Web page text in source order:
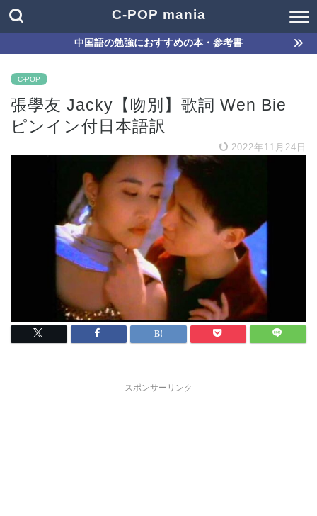
C-POP mania
中国語の勉強におすすめの本・参考書
C-POP
張學友 Jacky【吻別】歌詞 Wen Bie
ピンイン付日本語訳
2022年11月24日
スポンサーリンク